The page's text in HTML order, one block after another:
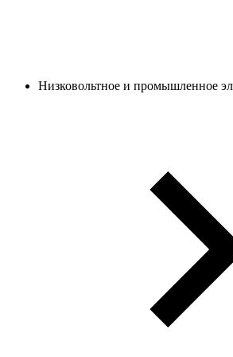
Низковольтное и промышленное